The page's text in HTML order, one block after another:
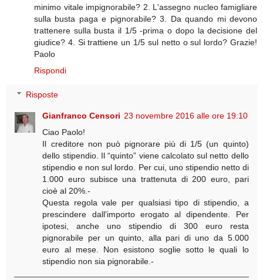
minimo vitale impignorabile? 2. L'assegno nucleo famigliare
sulla busta paga e pignorabile? 3. Da quando mi devono
trattenere sulla busta il 1/5 -prima o dopo la decisione del
giudice? 4. Si trattiene un 1/5 sul netto o sul lordo? Grazie!
Paolo
Rispondi
Risposte
Gianfranco Censori 23 novembre 2016 alle ore 19:10
Ciao Paolo!
Il creditore non può pignorare più di 1/5 (un quinto)
dello stipendio. Il “quinto” viene calcolato sul netto dello
stipendio e non sul lordo. Per cui, uno stipendio netto di
1.000 euro subisce una trattenuta di 200 euro, pari
cioè al 20%.-
Questa regola vale per qualsiasi tipo di stipendio, a
prescindere dall'importo erogato al dipendente. Per
ipotesi, anche uno stipendio di 300 euro resta
pignorabile per un quinto, alla pari di uno da 5.000
euro al mese. Non esistono soglie sotto le quali lo
stipendio non sia pignorabile.-